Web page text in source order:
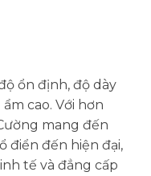
ổn định, độ dày
cao. Với hơn
mang đến
điển đến hiện đại,
tế và đẳng cấp